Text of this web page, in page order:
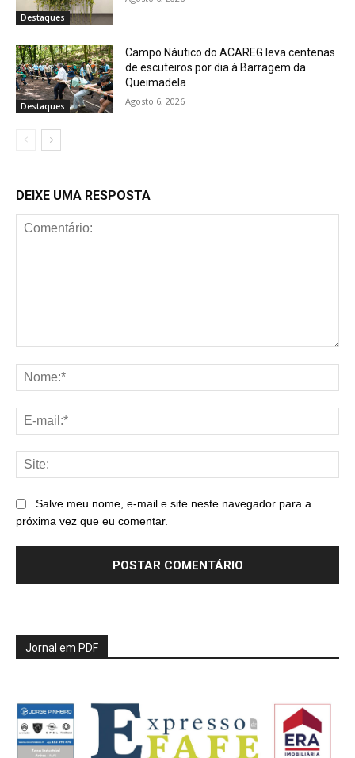
Destaques
Destaques
Campo Náutico do ACAREG leva centenas
de escuteiros por dia à Barragem da
Queimadela
Agosto 6, 2026
DEIXE UMA RESPOSTA
Salve meu nome, e-mail e site neste navegador para a
próxima vez que eu comentar.
Jornal em PDF